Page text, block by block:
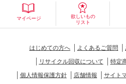
マイページ
欲しいもの
リスト
はじめての方へ よくあるご質問
リサイクル回収について
特定
個人情報保護方針
店舗情報 サイト